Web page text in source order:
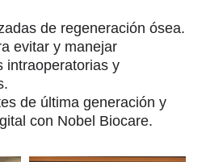
de regeneración ósea.
evitar y manejar
intraoperatorias y
de última generación y
con Nobel Biocare.